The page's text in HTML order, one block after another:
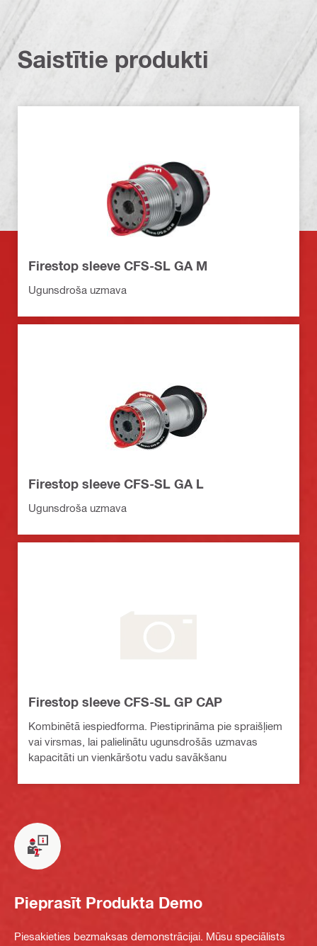
Saistītie produkti
Firestop sleeve CFS-SL GA M
Ugunsdroša uzmava
Firestop sleeve CFS-SL GA L
Ugunsdroša uzmava
Firestop sleeve CFS-SL GP CAP
Kombinētā iespiedforma. Piestiprināma pie spraišļiem
vai virsmas, lai palielinātu ugunsdrošās uzmavas
kapacitāti un vienkāršotu vadu savākšanu
Pieprasīt Produkta Demo
Piesakieties bezmaksas demonstrācijai. Mūsu speciālists